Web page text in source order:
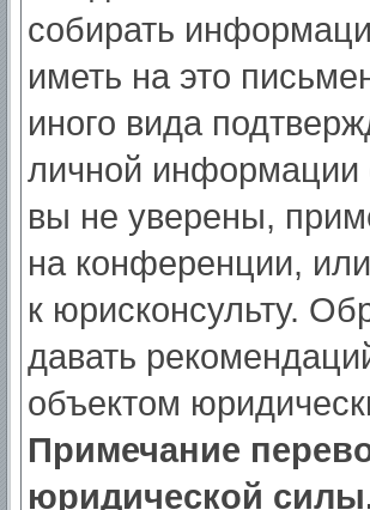
собирать
иметь на это
иного вида
личной информации
вы не уверены,
на конференции,
к юрисконсульту.
давать
объектом
Примечание
юридической